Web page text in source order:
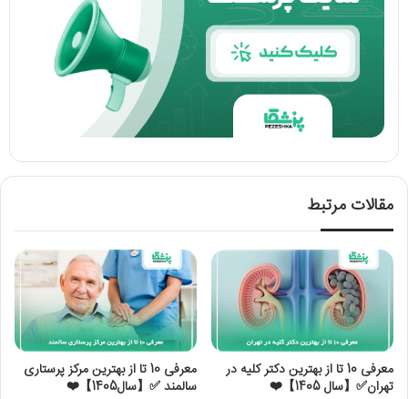
مقالات مرتبط
معرفی 10 تا از بهترین دکتر کلیه در
تهران✅【سال 1405】❤️
معرفی 10 تا از بهترین مرکز پرستاری
سالمند ✅【سال1405】❤️